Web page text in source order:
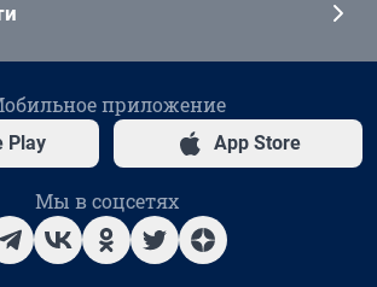
приложение
Play App Store
Мы в соцсетях